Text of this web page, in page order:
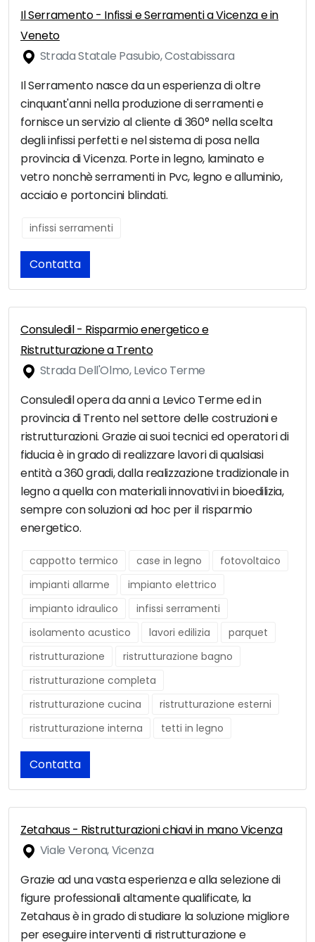
Il Serramento - Infissi e Serramenti a Vicenza e in
Veneto
Strada Statale Pasubio, Costabissara
Il Serramento nasce da un esperienza di oltre
cinquant'anni nella produzione di serramenti e
fornisce un servizio al cliente di 360° nella scelta
degli infissi perfetti e nel sistema di posa nella
provincia di Vicenza. Porte in legno, laminato e
vetro nonchè serramenti in Pvc, legno e alluminio,
acciaio e portoncini blindati.
infissi serramenti
Contatta
Consuledil - Risparmio energetico e
Ristrutturazione a Trento
Strada Dell'Olmo, Levico Terme
Consuledil opera da anni a Levico Terme ed in
provincia di Trento nel settore delle costruzioni e
ristrutturazioni. Grazie ai suoi tecnici ed operatori di
fiducia è in grado di realizzare lavori di qualsiasi
entità a 360 gradi, dalla realizzazione tradizionale in
legno a quella con materiali innovativi in bioedilizia,
sempre con soluzioni ad hoc per il risparmio
energetico.
cappotto termico case in legno
fotovoltaico
impianti allarme
impianto elettrico
impianto idraulico
infissi serramenti
isolamento acustico
lavori edilizia
parquet
ristrutturazione
ristrutturazione bagno
ristrutturazione completa
ristrutturazione cucina
ristrutturazione esterni
ristrutturazione interna
tetti in legno
Contatta
Zetahaus - Ristrutturazioni chiavi in mano Vicenza
Viale Verona, Vicenza
Grazie ad una vasta esperienza e alla selezione di
figure professionali altamente qualificate, la
Zetahaus è in grado di studiare la soluzione migliore
per eseguire interventi di ristrutturazione e